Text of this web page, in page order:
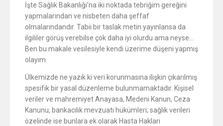
İşte Sağlık Bakanlığı’na iki noktada tebriğim gereğini
yapmalarından ve nisbeten daha şeffaf
olmalarındandır. Tabii bir taslak metin yayınlansa da
ilgililer görüş verebilse çok daha iyi olurdu ama neyse…
Ben bu makale vesilesiyle kendi üzerime düşeni yapmış
olayım.
Ülkemizde ne yazık ki veri korunmasına ilişkin çıkarılmış
spesifik bir yasal düzenleme bulunmamaktadır. Kişisel
veriler ve mahremiyet Anayasa, Medeni Kanun, Ceza
Kanunu, bankacılık mevzuatı hükümleri; sağlık verileri
özelinde ise bunlara ek olarak Hasta Hakları